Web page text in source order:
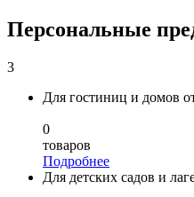
Персональные
3
Для гостиниц и домов
0
товаров
Подробнее
Для детских садов и